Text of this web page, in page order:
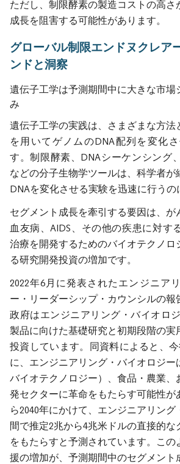
ただし、制限酵素の製造コストの高さ
成長を阻害する可能性があります。
グローバル制限エンドヌクレア
ンドと洞察
遺伝子工学は予測期間中に大きな市場
み
遺伝子工学の実践は、さまざまな方法
を用いてゲノムのDNA配列を変化
す。制限酵素、DNAシーケンシング
などの分子生物学ツールは、科学者が
DNAを変化させる実験を迅速に行うの
セグメント成長を牽引する要因は、が
血友病、AIDS、その他の疾患に対す
治療を開発するためのバイオテクノロ
る研究開発投資の増加です。
2022年6月に発表されたエンジニア
ー・リーダーシップ・カウンシルの報
政府はエンジニアリング・バイオロ
製品に向けた基礎研究と初期段階の実
投資しています。同資料によると、
に、エンジニアリング・バイオロジー
バイオテクノロジー）、食品・農業、
発セクターに革命をもたらす可能性が
ら2040年にかけて、エンジニアリン
間で推定2兆から4兆米ドルの直接的
をもたらすと予測されています。この
援の増加が、予測期間中のセグメント